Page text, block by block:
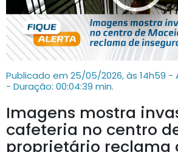
Publicado em 25/05/2026, às 14h59 -
- Duração: 00:04:39 min.
Imagens mostra
cafeteria no centro
proprietário reclama